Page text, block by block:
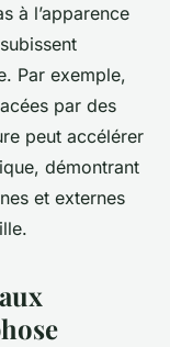
à l’apparence
subissent
Par exemple,
par des
peut accélérer
démontrant
et externes